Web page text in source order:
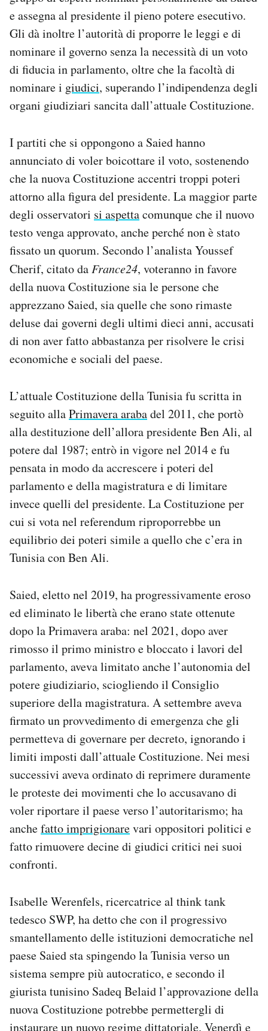
e assegna al presidente il pieno potere esecutivo.
Gli dà inoltre l’autorità di proporre le leggi e di
nominare il governo senza la necessità di un voto
di fiducia in parlamento, oltre che la facoltà di
nominare i giudici, superando l’indipendenza degli
organi giudiziari sancita dall’attuale Costituzione.
I partiti che si oppongono a Saied hanno
annunciato di voler boicottare il voto, sostenendo
che la nuova Costituzione accentri troppi poteri
attorno alla figura del presidente. La maggior parte
degli osservatori si aspettacomunque che il nuovo
testo venga approvato, anche perché non è stato
fissato un quorum. Secondo l’analista Youssef
Cherif, citato daFrance24, voteranno in favore
della nuova Costituzione sia le persone che
apprezzano Saied, sia quelle che sono rimaste
deluse dai governi degli ultimi dieci anni, accusati
di non aver fatto abbastanza per risolvere le crisi
economiche e sociali del paese.
L’attuale Costituzione della Tunisia fu scritta in
seguito allaPrimavera arabadel 2011, che portò
alla destituzione dell’allora presidente Ben Ali, al
potere dal 1987; entrò in vigore nel 2014 e fu
pensata in modo da accrescere i poteri del
parlamento e della magistratura e di limitare
invece quelli del presidente. La Costituzione per
cui si vota nel referendum riproporrebbe un
equilibrio dei poteri simile a quello che c’era in
Tunisia con Ben Ali.
Saied, eletto nel 2019, ha progressivamente eroso
ed eliminato le libertà che erano state ottenute
dopo la Primavera araba: nel 2021, dopo aver
rimosso il primo ministro e bloccato i lavori del
parlamento, aveva limitato anche l’autonomia del
potere giudiziario, sciogliendo il Consiglio
superiore della magistratura. A settembre aveva
firmato un provvedimento di emergenza che gli
permetteva di governare per decreto, ignorando i
limiti imposti dall’attuale Costituzione. Nei mesi
successivi aveva ordinato di reprimere duramente
le proteste dei movimenti che lo accusavano di
voler riportare il paese verso l’autoritarismo; ha
anchefatto imprigionarevari oppositori politici e
fatto rimuovere decine di giudici critici nei suoi
confronti.
Isabelle Werenfels, ricercatrice al think tank
tedesco SWP, ha detto che con il progressivo
smantellamento delle istituzioni democratiche nel
paese Saied sta spingendo la Tunisia verso un
sistema sempre più autocratico, e secondo il
giurista tunisino Sadeq Belaid l’approvazione della
nuova Costituzione potrebbe permettergli di
instaurare un nuovo regime dittatoriale. Venerdì e